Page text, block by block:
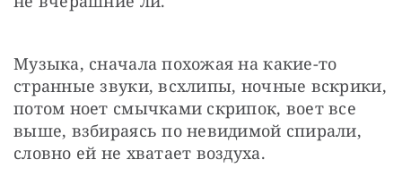
Музыка, сначала похожая на какие-то
странные звуки, всхлипы, ночные вскрики,
потом ноет смычками скрипок, воет все
выше, взбираясь по невидимой спирали,
словно ей не хватает воздуха.